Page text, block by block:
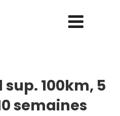
sup. 100km, 5
semaines